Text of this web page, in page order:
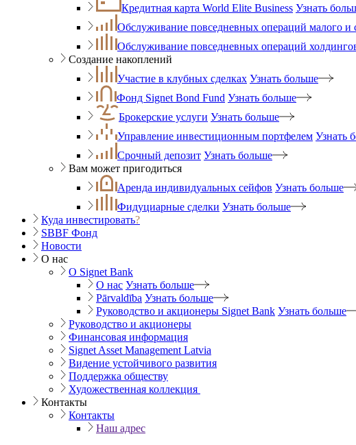
Кредитная карта World Elite Business Узнать
Обслуживание повседневных операций малого и
Обслуживание повседневных операций
Создание накоплений
Участие в клубных сделках Узнать больше
Фонд Signet Bond Fund Узнать больше
Брокерские услуги Узнать больше
Управление инвестиционным портфелем Узнать
Срочный депозит Узнать больше
Вам может пригодиться
Аренда индивидуальных сейфов Узнать больше
Фидуциарные сделки Узнать больше
Куда инвестировать?
SBBF Фонд
Новости
О нас
O Signet Bank
О нас Узнать больше
Pārvaldība Узнать больше
Руководство и акционеры Signet Bank Узнать больше
Руководство и акционеры
Финансовая информация
Signet Asset Management Latvia
Видение устойчивого развития
Поддержка обществу
Художественная коллекция
Контакты
Контакты
Наш адрес